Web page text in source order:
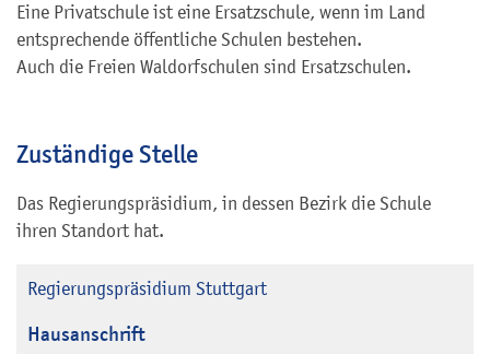
Eine Privatschule ist eine Ersatzschule, wenn im Land
entsprechende öffentliche Schulen bestehen.
Auch die Freien Waldorfschulen sind Ersatzschulen.
Zuständige Stelle
Das Regierungspräsidium, in dessen Bezirk die Schule
ihren Standort hat.
Regierungspräsidium Stuttgart
Hausanschrift